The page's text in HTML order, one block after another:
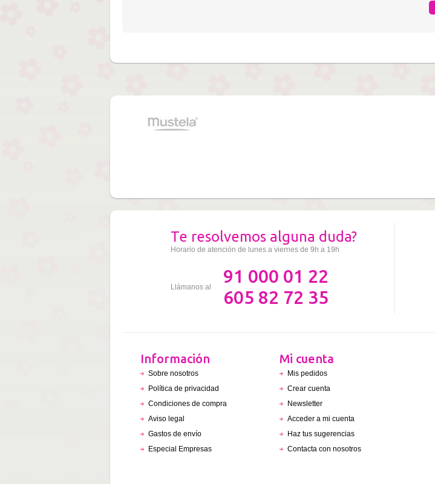
Te resolvemos alguna duda?
Horario de atención de lunes a viernes de 9h a 19h
Llámanos al
91 000 01 22
605 82 72 35
Información
Sobre nosotros
Política de privacidad
Condiciones de compra
Aviso legal
Gastos de envío
Especial Empresas
Mi cuenta
Mis pedidos
Crear cuenta
Newsletter
Acceder a mi cuenta
Haz tus sugerencias
Contacta con nosotros